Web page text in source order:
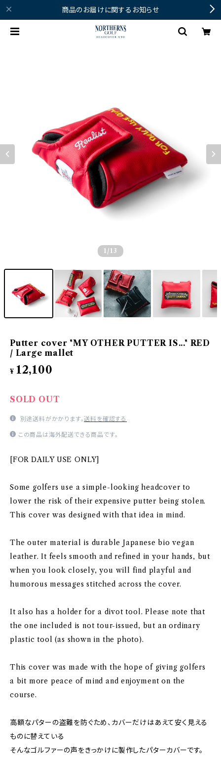
商品のお届けに関するお知らせ
1 /13
Putter cover "MY OTHER PUTTER IS..." RED
/ Large mallet
¥ 12,100
SOLD OUT
別途送料がかかります。送料を確認する
この商品は海外配送できる商品です。
[FOR DAILY USE ONLY]
Some golfers use a simple-looking headcover to
lower the risk of their expensive putter being stolen.
This cover was designed with that idea in mind.
The outer material is durable Japanese bio vegan
leather. It feels smooth and refined in your hands, but
when you look closely, you will find playful and
humorous messages stitched across the cover.
It also has a holder for a divot tool. Please note that
the one included is not tour-issued, but an ordinary
plastic tool (as shown in the photo).
This cover was made with the hope of giving golfers
a bit more peace of mind and enjoyment on the
course.
高額なパターの盗難を防ぐため、カバーだけはあえて安く見える
ものに替えている――
そんなゴルファーの声をきっかけに製作したパターカバーです。